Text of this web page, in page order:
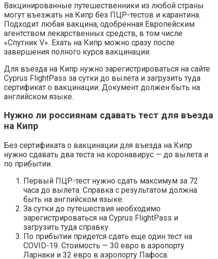
Вакцинированные путешественники из любой страны
могут въезжать на Кипр без ПЦР-тестов и карантина.
Подходит любая вакцина, одобренная Европейским
агентством лекарственных средств, в том числе
«Спутник V». Ехать на Кипр можно сразу после
завершения полного курса вакцинации.
Для въезда на Кипр нужно зарегистрироваться на сайте
Cyprus FlightPass за сутки до вылета и загрузить туда
сертификат о вакцинации. Документ должен быть на
английском языке.
Нужно ли россиянам сдавать тест для въезда
на Кипр
Без сертификата о вакцинации для въезда на Кипр
нужно сдавать два теста на коронавирус — до вылета и
по прибытии.
Первый ПЦР-тест нужно сдать максимум за 72
часа до вылета. Справка с результатом должна
быть на английском языке.
За сутки до путешествия необходимо
зарегистрироваться на Cyprus FlightPass и
загрузить туда справку.
По прибытии придется сдать еще один тест на
COVID-19. Стоимость — 30 евро в аэропорту
Ларнаки и 32 евро в аэропорту Пафоса.